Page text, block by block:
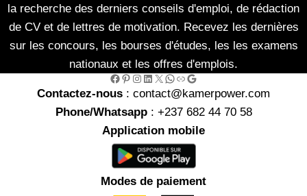
la recherche des derniers conseils d'emploi, de rédaction
de CV et de lettres de motivation. Recevez les dernières
sur les concours, les bourses d'études, les les examens
nationaux et les offres d'emplois.
Facebook Pinterest InstagramLinkedIn X WhatsApp Link Google
Contactez-nous : contact@kamerpower.com
Phone/Whatsapp: +237 682 44 70 58
Application mobile
Modes de paiement